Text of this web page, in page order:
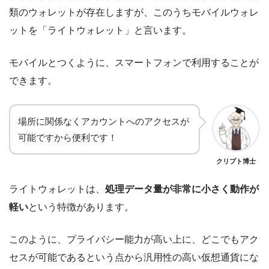
類のウォレットが存在しますが、このうちモバイルウォレ
ットを「ライトウォレット」と言います。
モバイルとつくように、スマートフォンで利用することが
できます。
場所に関係なくアカウントへのアクセスが
可能ですから便利です！
クリプト博士
ライトウォレットは、 処理データ量が非常に小さく動作が
軽いという特徴があります。
このように、プライバシー能力が高い上に、どこでもアク
セスが可能であるという点から汎用性の高い仮想通貨にな